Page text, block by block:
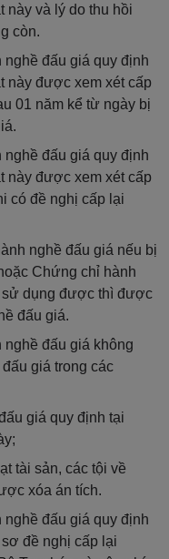
này và lý do thu hồi
còn.
đấu giá quy định
này được xem xét cấp
01 năm kể từ ngày bị
đấu giá quy định
này được xem xét cấp
có đề nghị cấp lại
nghề đấu giá nếu bị
Chứng chỉ hành
sử dụng được thì được
đấu giá.
đấu giá không
giá trong các
giá quy định tại
tài sản, các tội về
xóa án tích.
đấu giá quy định
đề nghị cấp lại